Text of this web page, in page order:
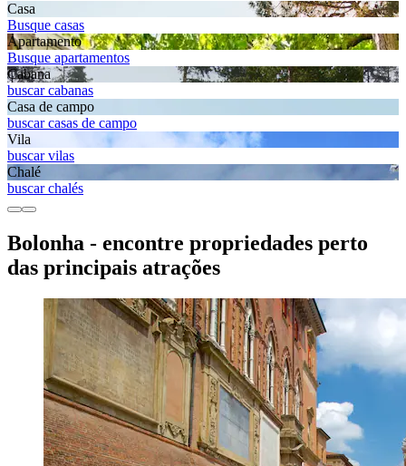
Casa
Busque casas
Apartamento
Busque apartamentos
Cabana
buscar cabanas
Casa de campo
buscar casas de campo
Vila
buscar vilas
Chalé
buscar chalés
Bolonha - encontre propriedades perto
das principais atrações